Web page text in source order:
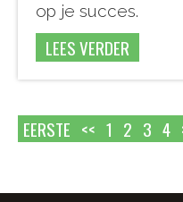
op je succes.
LEES VERDER
EERSTE << 1 2 3 4